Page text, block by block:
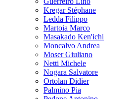
Kregar Stéphane
Ledda Filippo
Martoia Marco
Masakado Ken'ichi
Moncalvo Andrea
Moser Giuliano
Netti Michele
Nogara Salvatore
Ortolan Didier
Palmino Pia